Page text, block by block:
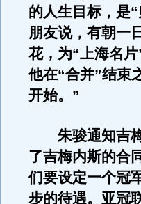
的人生目标，是
朋友说，有朝一
花，为“上海名
他在“合并”结束
开始。”
朱骏通知吉梅
了吉梅内斯的合
们要设定一个冠
步的待遇。亚冠